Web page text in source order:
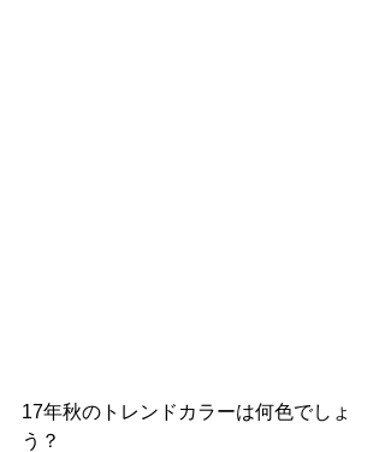
17年秋のトレンドカラーは何色でしょ
う？